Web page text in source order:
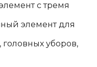
с тремя
элемент для
уборов,